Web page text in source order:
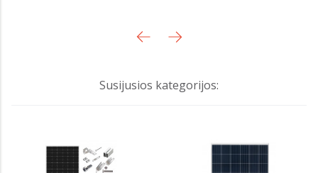
Susijusios kategorijos: